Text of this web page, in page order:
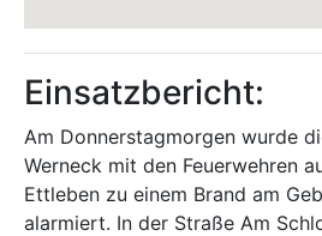
Einsatzbericht:
Am Donnerstagmorgen wurde
Werneck mit den Feuerwehren
Ettleben zu einem Brand am
alarmiert. In der Straße Am